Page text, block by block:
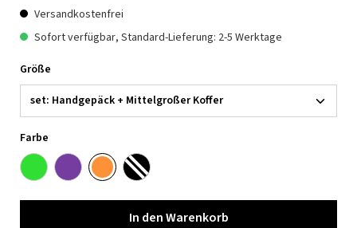
Versandkostenfrei
Sofort verfügbar, Standard-Lieferung: 2-5 Werktage
Größe
Farbe
In den Warenkorb
In den Warenkorb